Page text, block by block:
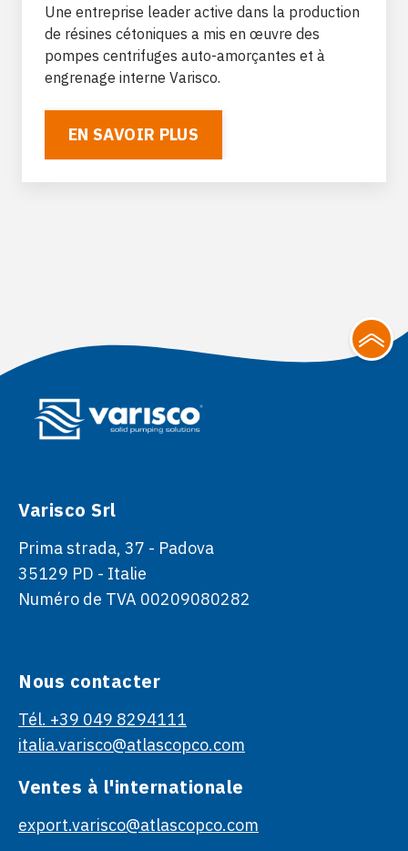
Une entreprise leader active dans la production
de résines cétoniques a mis en œuvre des
pompes centrifuges auto-amorçantes et à
engrenage interne Varisco.
EN SAVOIR PLUS
Varisco Srl
Prima strada, 37 - Padova
35129 PD - Italie
Numéro de TVA 00209080282
Nous contacter
Tél. +39 049 8294111
italia.varisco@atlascopco.com
Ventes à l'internationale
export.varisco@atlascopco.com